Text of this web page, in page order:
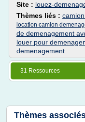
Site : louez-
Thèmes liés :
location camion
de demenagement
louer pour
demenagement
31 Ressources
Thèmes